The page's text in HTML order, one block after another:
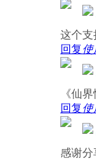
这个支
回复使
《仙
回复使
感谢分